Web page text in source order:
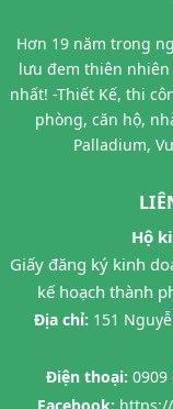
Hơn 19 năm trong
lưu đem thiên nhiên
nhất! -Thiết Kế, thi
phòng, căn hộ,
Palladium,
Hộ
Giấy đăng ký kinh
kế hoạch thành
Địa chỉ: 151
Điện thoại: 0909